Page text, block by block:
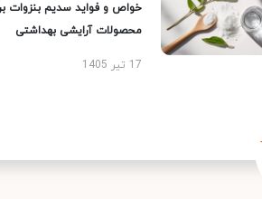
خواص و فواید سدیم بنزوات
محصولات آرایشی بهداشتی
17 تیر 1405